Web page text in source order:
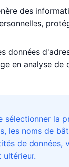
des
données
en analyse de
sélectionner la
les noms de
de données,